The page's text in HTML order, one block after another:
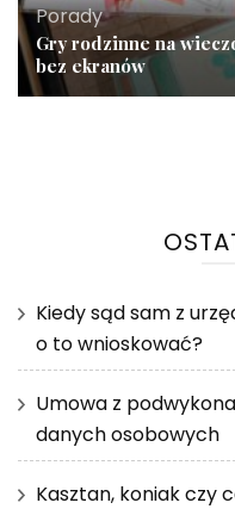
Porady
Gry rodzinne na
bez ekranów
Kiedy sąd sam z
o to wnioskować?
Umowa z
danych osobowych
Kasztan, koniak czy